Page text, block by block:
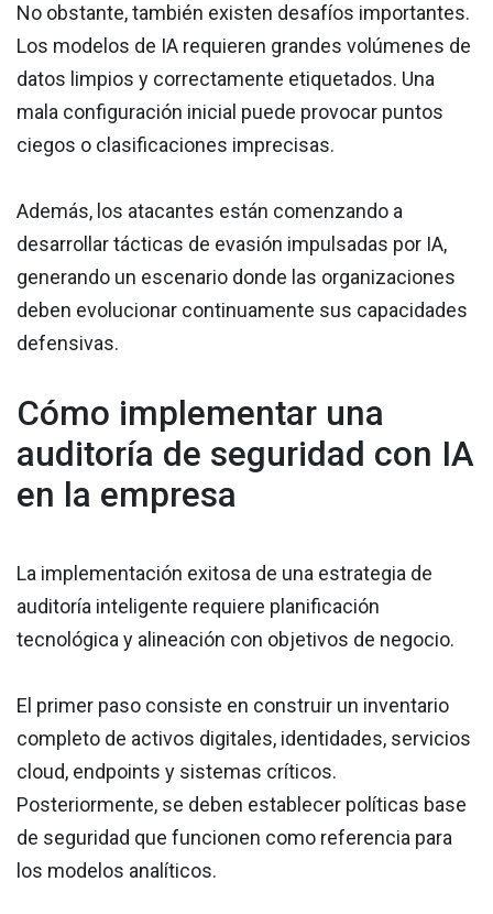
No obstante, también existen desafíos importantes.
Los modelos de IA requieren grandes volúmenes de
datos limpios y correctamente etiquetados. Una
mala configuración inicial puede provocar puntos
ciegos o clasificaciones imprecisas.
Además, los atacantes están comenzando a
desarrollar tácticas de evasión impulsadas por IA,
generando un escenario donde las organizaciones
deben evolucionar continuamente sus capacidades
defensivas.
Cómo implementar una
auditoría de seguridad con IA
en la empresa
La implementación exitosa de una estrategia de
auditoría inteligente requiere planificación
tecnológica y alineación con objetivos de negocio.
El primer paso consiste en construir un inventario
completo de activos digitales, identidades, servicios
cloud, endpoints y sistemas críticos.
Posteriormente, se deben establecer políticas base
de seguridad que funcionen como referencia para
los modelos analíticos.